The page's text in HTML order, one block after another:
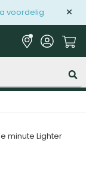
voordelig
minute Lighter